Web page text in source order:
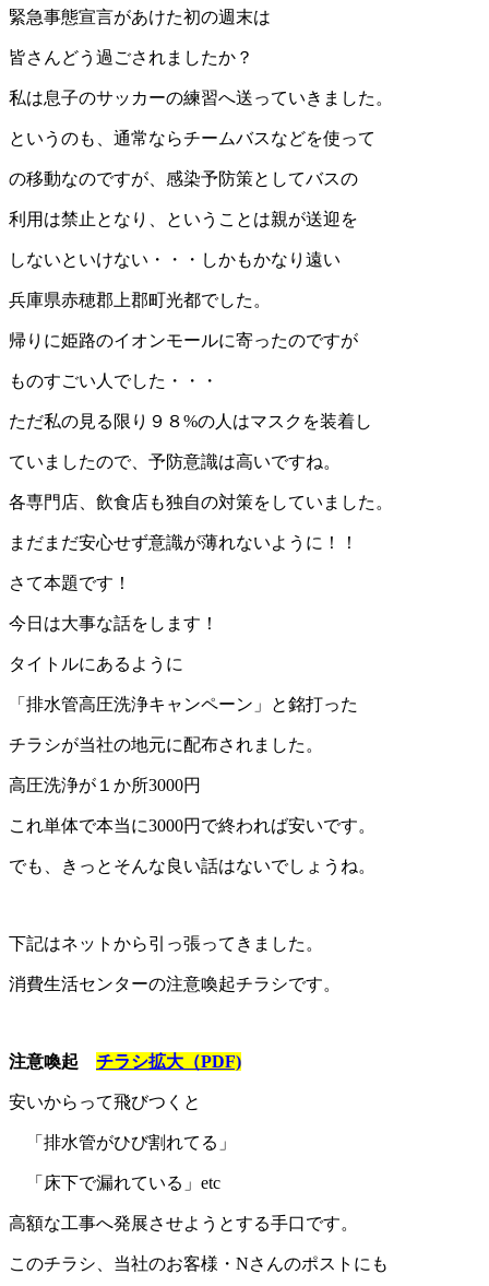
緊急事態宣言があけた初の週末は
皆さんどう過ごされましたか？
私は息子のサッカーの練習へ送っていきました。
というのも、通常ならチームバスなどを使って
の移動なのですが、感染予防策としてバスの
利用は禁止となり、ということは親が送迎を
しないといけない・・・しかもかなり遠い
兵庫県赤穂郡上郡町光都でした。
帰りに姫路のイオンモールに寄ったのですが
ものすごい人でした・・・
ただ私の見る限り９８%の人はマスクを装着し
ていましたので、予防意識は高いですね。
各専門店、飲食店も独自の対策をしていました。
まだまだ安心せず意識が薄れないように！！
さて本題です！
今日は大事な話をします！
タイトルにあるように
「排水管高圧洗浄キャンペーン」と銘打った
チラシが当社の地元に配布されました。
高圧洗浄が１か所3000円
これ単体で本当に3000円で終われば安いです。
でも、きっとそんな良い話はないでしょうね。
下記はネットから引っ張ってきました。
消費生活センターの注意喚起チラシです。
注意喚起 チラシ拡大（PDF)
安いからって飛びつくと
「排水管がひび割れてる」
「床下で漏れている」etc
高額な工事へ発展させようとする手口です。
このチラシ、当社のお客様・Nさんのポストにも